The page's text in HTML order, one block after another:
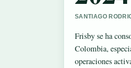
SANTIAGO
Frisby se ha
Colombia,
operaciones